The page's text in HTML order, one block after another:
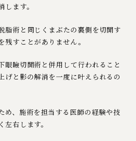
ます。
脂術と同じくまぶたの裏側を切開す
残すことがありません。
眼瞼切開術と併用して行われること
げと影の解消を一度に叶えられるの
め、施術を担当する医師の経験や技
右します。